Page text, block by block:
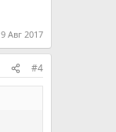
9 Авг 2017
#4